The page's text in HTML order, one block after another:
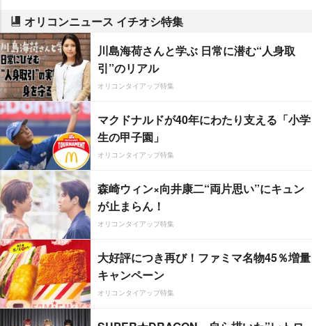
オリコンニュース イチオシ特集
川島海荷さんと学ぶ 日常に潜む“人身取
引”のリアル
オリコンタイアップ特集
マクドナルドが40年にわたり支える「小学
生の甲子園」
オリコンタイアップ特集
森崎ウィン×向井康二“両片思い”にキュン
が止まらん！
オリコンタイアップ特集
大好評につき再び！ファミマ名物45％増量
キャンペーン
オリコンタイアップ特集